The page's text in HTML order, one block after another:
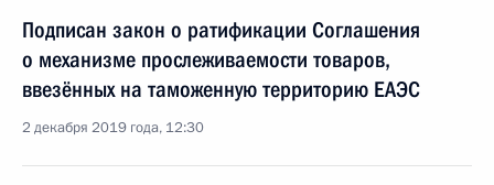
Подписан закон о ратификации Соглашения
о механизме прослеживаемости товаров,
ввезённых на таможенную территорию ЕАЭС
2 декабря 2019 года, 12:30